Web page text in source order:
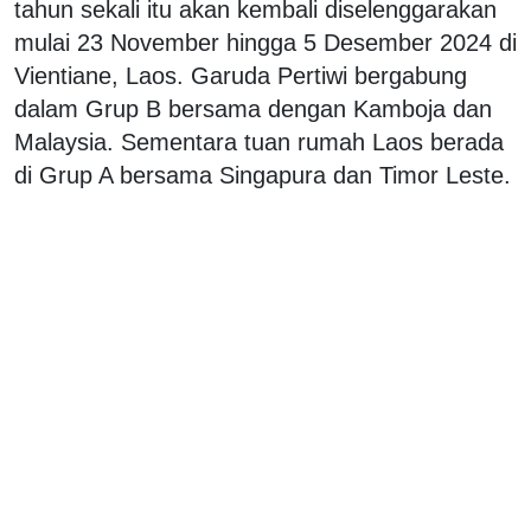
tahun sekali itu akan kembali diselenggarakan
mulai 23 November hingga 5 Desember 2024 di
Vientiane, Laos. Garuda Pertiwi bergabung
dalam Grup B bersama dengan Kamboja dan
Malaysia. Sementara tuan rumah Laos berada
di Grup A bersama Singapura dan Timor Leste.